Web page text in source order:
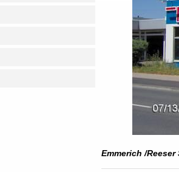
Emmerich /Reeser